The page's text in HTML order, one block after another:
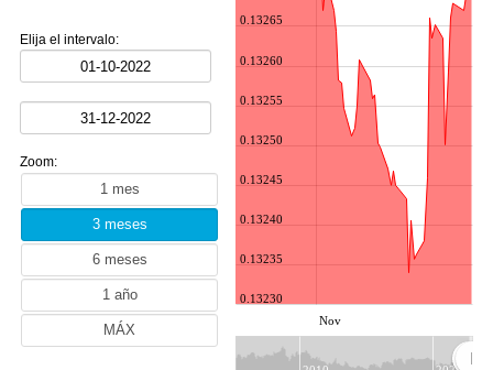
CNY (Yuan chino)
KRW (Won surcoreano)
INR (Rupia india)
HKD (Dólar de Hong Kong)
SGD (Dólar de Singapur)
SEK (Corona sueca)
NZD (Dólar neozelandés)
ZAR (Rand sudafricano)
TRY (Lira turca)
PLN (Esloti polaco)
Elija el intervalo:
Zoom:
Nov
0.13230
0.13235
0.13240
0.13245
0.13250
0.13255
0.13260
0.13265